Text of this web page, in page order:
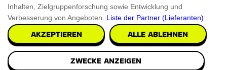
Alle Urheberrechte © 2026 sind ThingsFromMars.de
vorbehalten.
Inhalten, Zielgruppenforschung sowie Entwicklung und
Verbesserung von Angeboten. Liste der Partner (Lieferanten)
AKZEPTIEREN ALLE ABLEHNEN
ZWECKE ANZEIGEN